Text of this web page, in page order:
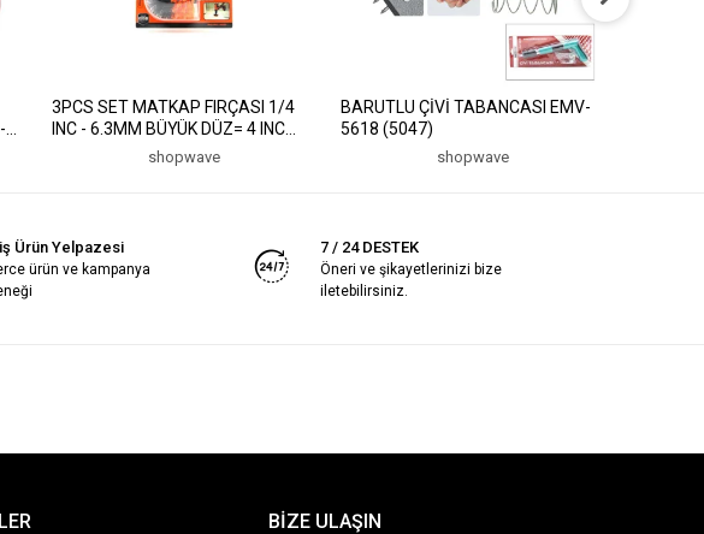
3PCS SET MATKAP FIRÇASI 1/4
INC - 6.3MM BÜYÜK DÜZ= 4 INC
YUVARLAK= 3.5 INC UÇ FIRÇA= 2
INC KTX-3375 (5047)
shopwave
BARUTLU ÇİVİ TABANCASI EMV-
5618 (5047)
shopwave
Ürün Yelpazesi
ürün ve kampanya
7 / 24 DESTEK
Öneri ve şikayetlerinizi bize
iletebilirsiniz.
BİZE ULAŞIN